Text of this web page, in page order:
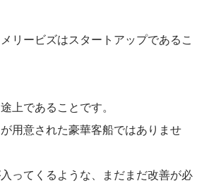
リービズはスタートアップであるこ
上であることです。
用意された豪華客船ではありませ
ってくるような、まだまだ改善が必